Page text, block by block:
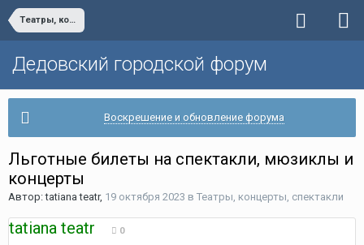
Театры, концерты, спектакли
Дедовский городской форум
Воскрешение и обновление форума
Льготные билеты на спектакли, мюзиклы и
концерты
Автор:tatiana teatr, 19 октября 2023 в Театры, концерты, спектакли
tatiana teatr 0